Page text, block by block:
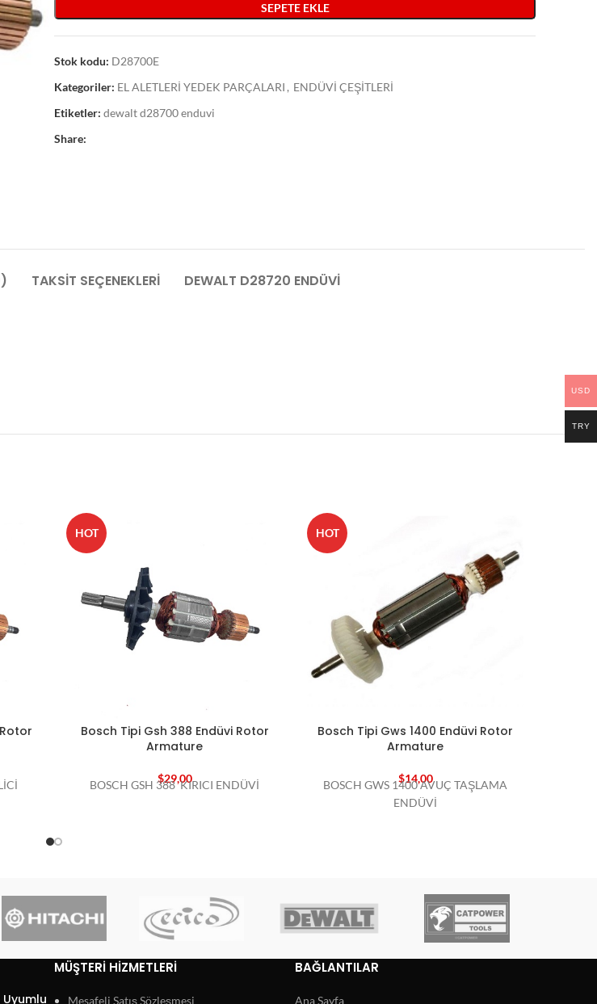
SEPETE EKLE
Stok kodu: D28700E
Kategoriler: EL ALETLERİ YEDEK PARÇALARI , ENDÜVİ ÇEŞİTLERİ
Etiketler: dewalt d28700 enduvi
Share:
TAKSIT SEÇENEKLERI DEWALT D28720 ENDÜVİ
HOT
Bosch Tipi Gsh 388 Endüvi Rotor
Armature
$29,00
BOSCH GSH 388 KIRICI ENDÜVİ
HOT
Bosch Tipi Gws 1400 Endüvi Rotor
Armature
$14,00
BOSCH GWS 1400 AVUÇ TAŞLAMA
ENDÜVİ
MÜŞTERI HIZMETLERI
Mesafeli Satış Sözleşmesi
BAĞLANTILAR
Ana Sayfa
USD
TRY